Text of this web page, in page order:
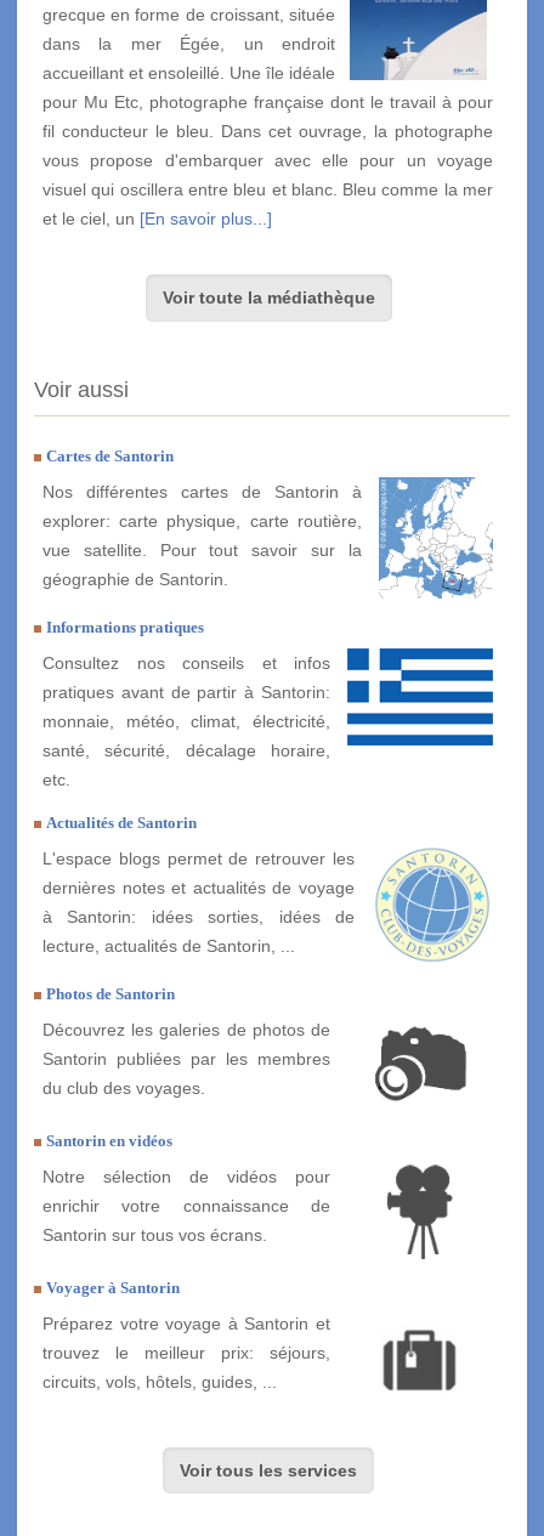
grecque en forme de croissant, située
dans la mer Égée, un endroit
accueillant et ensoleillé. Une île idéale
pour Mu Etc, photographe française dont le travail à pour
fil conducteur le bleu. Dans cet ouvrage, la photographe
vous propose d'embarquer avec elle pour un voyage
visuel qui oscillera entre bleu et blanc. Bleu comme la mer
et le ciel, un [En savoir plus...]
Voir toute la médiathèque
Voir aussi
Cartes de Santorin
Nos différentes cartes de Santorin à
explorer: carte physique, carte routière,
vue satellite. Pour tout savoir sur la
géographie de Santorin.
Informations pratiques
Consultez nos conseils et infos
pratiques avant de partir à Santorin:
monnaie, météo, climat, électricité,
santé, sécurité, décalage horaire,
etc.
Actualités de Santorin
L'espace blogs permet de retrouver les
dernières notes et actualités de voyage
à Santorin: idées sorties, idées de
lecture, actualités de Santorin, ...
Photos de Santorin
Découvrez les galeries de photos de
Santorin publiées par les membres
du club des voyages.
Santorin en vidéos
Notre sélection de vidéos pour
enrichir votre connaissance de
Santorin sur tous vos écrans.
Voyager à Santorin
Préparez votre voyage à Santorin et
trouvez le meilleur prix: séjours,
circuits, vols, hôtels, guides, ...
Voir tous les services